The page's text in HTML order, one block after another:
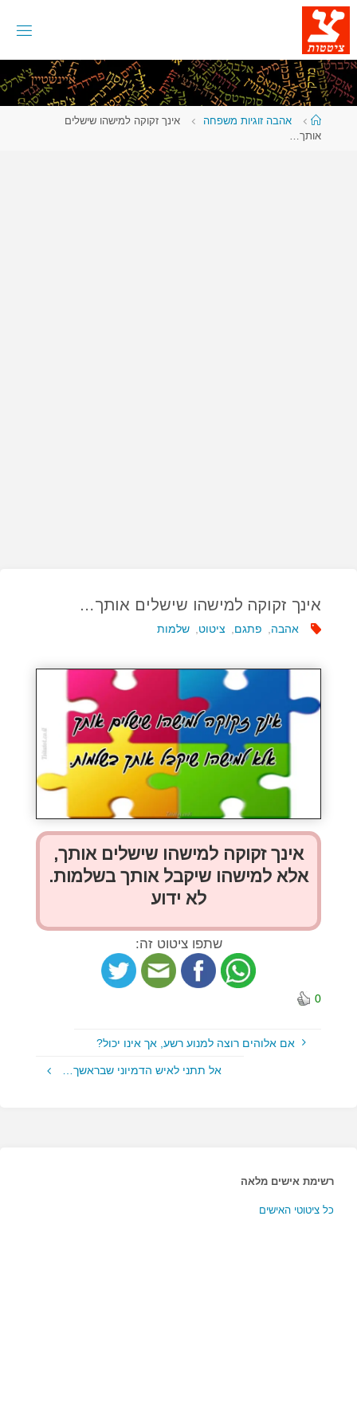
דלגו
לתוכן
עמוד
ראשי
אהבה זוגיות משפחה
אינך זקוקה למישהו שישלים
אותך…
אינך זקוקה למישהו שישלים אותך…
אהבה פתגם ציטוט שלמות
אינך זקוקה למישהו שישלים אותך,
אלא למישהו שיקבל אותך בשלמות.
לא ידוע
שתפו ציטוט זה:
0
אם אלוהים רוצה למנוע רשע, אך אינו יכול?
אל תתני לאיש הדמיוני שבראשך…
רשימת אישים מלאה
כל ציטוטי האישים